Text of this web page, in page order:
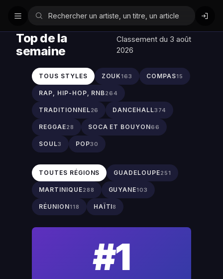
Top de la
semaine
Classement du 3 août
2026
TOUS STYLES ZOUK163 COMPAS15
RAP, HIP-HOP, RNB264
TRADITIONNEL26 DANCEHALL374
REGGAE28 SOCA ET BOUYON66
SOUL3 POP30
TOUTES RÉGIONS GUADELOUPE251
MARTINIQUE288 GUYANE103
RÉUNION118 HAÏTI8
#1